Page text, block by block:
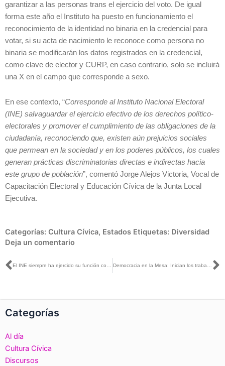
garantizar a las personas trans el ejercicio del voto. De igual
forma este año el Instituto ha puesto en funcionamiento el
reconocimiento de la identidad no binaria en la credencial para
votar, si su acta de nacimiento le reconoce como persona no
binaria se modificarán los datos registrados en la credencial,
como clave de elector y CURP, en caso contrario, solo se incluirá
una X en el campo que corresponde a sexo.
En ese contexto, “Corresponde al Instituto Nacional Electoral
(INE) salvaguardar el ejercicio efectivo de los derechos político-
electorales y promover el cumplimiento de las obligaciones de la
ciudadanía, reconociendo que, existen aún prejuicios sociales
que permean en la sociedad y en los poderes públicos, los cuales
generan prácticas discriminatorias directas e indirectas hacia
este grupo de población”, comentó Jorge Alejos Victoria, Vocal de
Capacitación Electoral y Educación Cívica de la Junta Local
Ejecutiva.
Categorías: Cultura Cívica, Estados Etiquetas: Diversidad
Deja un comentario
Ant El INE siempre ha ejercido su función como árbitro imparcial e independiente, sin injerencia de algún tipo: Claudia Zavala con Guillermo Ortega Democracia en la Mesa: Inician los trabajos del Proceso Electoral Federal 23-24
Categorías
Al día
Cultura Cívica
Discursos